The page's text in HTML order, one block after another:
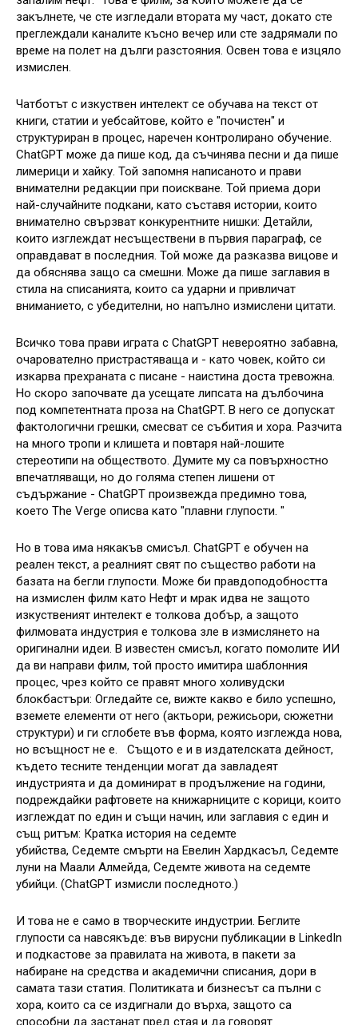
закълнете, че сте изгледали втората му част, докато сте
преглеждали каналите късно вечер или сте задрямали по
време на полет на дълги разстояния. Освен това е изцяло
измислен.
Чатботът с изкуствен интелект се обучава на текст от
книги, статии и уебсайтове, който е "почистен" и
структуриран в процес, наречен контролирано обучение.
ChatGPT може да пише код, да съчинява песни и да пише
лимерици и хайку. Той запомня написаното и прави
внимателни редакции при поискване. Той приема дори
най-случайните подкани, като съставя истории, които
внимателно свързват конкурентните нишки: Детайли,
които изглеждат несъществени в първия параграф, се
оправдават в последния. Той може да разказва вицове и
да обяснява защо са смешни. Може да пише заглавия в
стила на списанията, които са ударни и привличат
вниманието, с убедителни, но напълно измислени цитати.
Всичко това прави играта с ChatGPT невероятно забавна,
очарователно пристрастяваща и - като човек, който си
изкарва прехраната с писане - наистина доста тревожна.
Но скоро започвате да усещате липсата на дълбочина
под компетентната проза на ChatGPT. В него се допускат
фактологични грешки, смесват се събития и хора. Разчита
на много тропи и клишета и повтаря най-лошите
стереотипи на обществото. Думите му са повърхностно
впечатляващи, но до голяма степен лишени от
съдържание - ChatGPT произвежда предимно това,
което The Verge описва като "плавни глупости. "
Но в това има някакъв смисъл. ChatGPT е обучен на
реален текст, а реалният свят по същество работи на
базата на бегли глупости. Може би правдоподобността
на измислен филм като Нефт и мрак идва не защото
изкуственият интелект е толкова добър, а защото
филмовата индустрия е толкова зле в измислянето на
оригинални идеи. В известен смисъл, когато помолите ИИ
да ви направи филм, той просто имитира шаблонния
процес, чрез който се правят много холивудски
блокбастъри: Огледайте се, вижте какво е било успешно,
вземете елементи от него (актьори, режисьори, сюжетни
структури) и ги сглобете във форма, която изглежда нова,
но всъщност не е. Същото е и в издателската дейност,
където тесните тенденции могат да завладеят
индустрията и да доминират в продължение на години,
подреждайки рафтовете на книжарниците с корици, които
изглеждат по един и същи начин, или заглавия с един и
същ ритъм: Кратка история на седемте
убийства, Седемте смърти на Евелин Хардкасъл, Седемте
луни на Маали Алмейда, Седемте живота на седемте
убийци. (ChatGPT измисли последното.)
И това не е само в творческите индустрии. Беглите
глупости са навсякъде: във вирусни публикации в LinkedIn
и подкастове за правилата на живота, в пакети за
набиране на средства и академични списания, дори в
самата тази статия. Политиката и бизнесът са пълни с
хора, които са се издигнали до върха, защото са
способни да застанат пред стая и да говорят